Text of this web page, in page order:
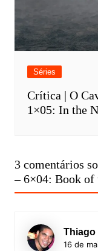
Séries
Crítica | O
1×05: In the
3 comentários
– 6×04: Book of
Thiago
16 de